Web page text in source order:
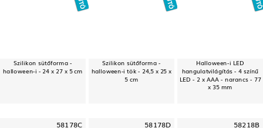
Szilikon sütőforma -
halloween-i - 24 x 27 x 5 cm
Szilikon sütőforma -
halloween-i tök - 24,5 x 25 x
5 cm
Halloween-i LED
hangulatvilágítás - 4 színű
LED - 2 x AAA - narancs - 77
x 35 mm
58178C 58178D 58218B